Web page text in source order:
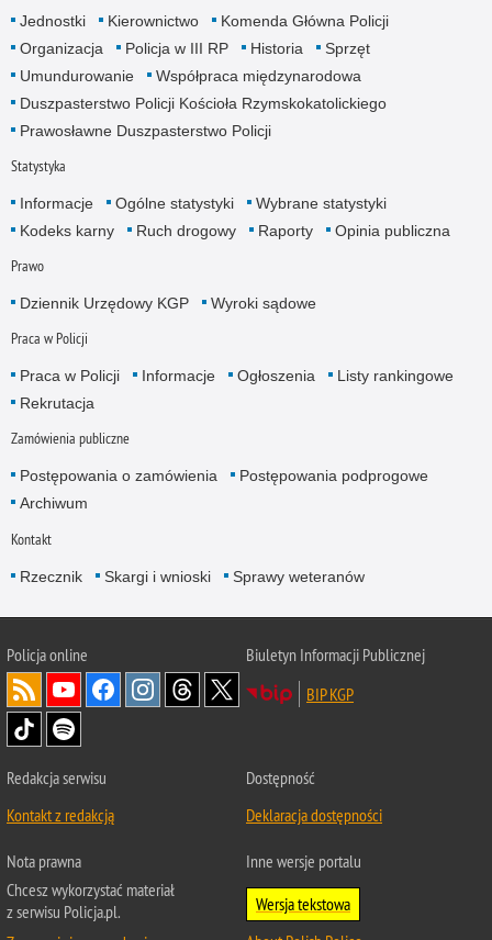
Jednostki Kierownictwo
Komenda Główna Policji
Organizacja
Policja w III RP Historia
Sprzęt
Umundurowanie
Współpraca międzynarodowa
Duszpasterstwo Policji Kościoła Rzymskokatolickiego
Prawosławne Duszpasterstwo Policji
Statystyka
Informacje Ogólne statystyki
Wybrane statystyki
Kodeks karny
Ruch drogowy Raporty Opinia publiczna
Prawo
Dziennik Urzędowy KGP Wyroki sądowe
Praca w Policji
Praca w Policji Informacje Ogłoszenia
Listy rankingowe
Rekrutacja
Zamówienia publiczne
Postępowania o zamówienia
Postępowania podprogowe
Archiwum
Kontakt
Rzecznik Skargi i wnioski Sprawy weteranów
Policjaonline
Biuletyn Informacji Publicznej
BIP KGP
Redakcja serwisu
Kontakt z redakcją
Dostępność
Deklaracja dostępności
Nota prawna
Chcesz wykorzystać materiał
z serwisu Policja.pl.
Inne wersje portalu
Wersja tekstowa